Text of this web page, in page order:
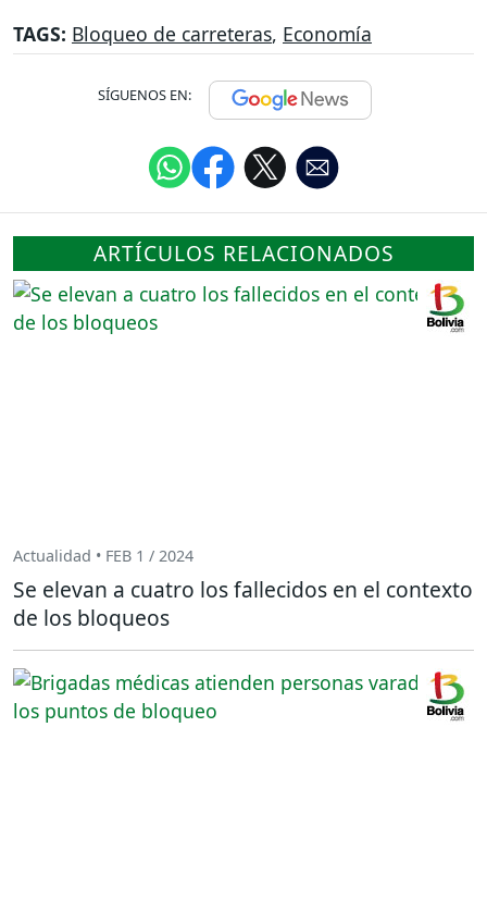
TAGS: Bloqueo de carreteras, Economía
SÍGUENOS EN:
ARTÍCULOS RELACIONADOS
Actualidad • FEB 1 / 2024
Se elevan a cuatro los fallecidos en el contexto
de los bloqueos